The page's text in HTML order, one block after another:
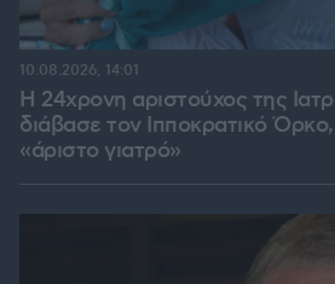
Η 24χρονη αριστούχος της
διάβασε τον Ιπποκρατικό Όρκο,
«άριστο γιατρό»
10.08.2026, 14:01